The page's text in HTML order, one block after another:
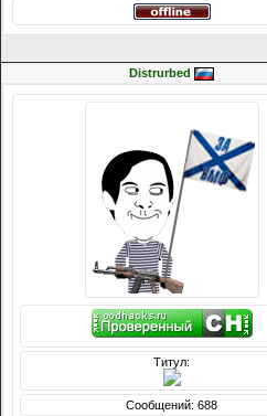
Distrurbed
Титул:
Сообщений: 688